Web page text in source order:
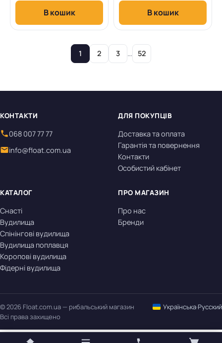
В кошик В кошик
1 2 3 … 52
КОНТАКТИ
068 007 77 77
info@float.com.ua
ДЛЯ ПОКУПЦІВ
Доставка та оплата
Гарантія та повернення
Контакти
Особистий кабінет
КАТАЛОГ
Снасті
Вудилища
Спінінгові вудилища
Вудилища поплавця
Коропові вудилища
Фідерні вудилища
ПРО МАГАЗИН
Про нас
Бренди
© 2026 Float.com.ua — рибальський магазин Українська·Русский
Всі права захищено